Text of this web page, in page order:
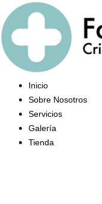
Saltar
al
contenido
Inicio
Sobre Nosotros
Servicios
Galería
Tienda